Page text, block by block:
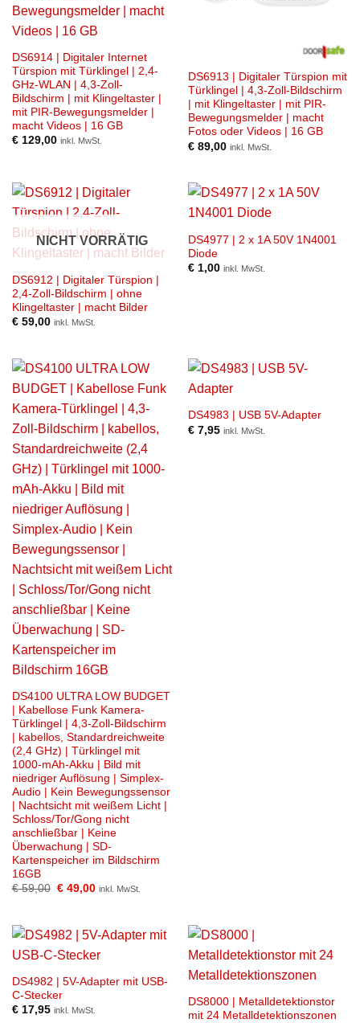
DS6914 | Digitaler Internet
Türspion mit Türklingel | 2,4-
GHz-WLAN | 4,3-Zoll-
Bildschirm | mit Klingeltaster |
mit PIR-Bewegungsmelder |
macht Videos | 16 GB
€129,00 inkl. MwSt.
DS6913 | Digitaler Türspion mit
Türklingel | 4,3-Zoll-Bildschirm
| mit Klingeltaster | mit PIR-
Bewegungsmelder | macht
Fotos oder Videos | 16 GB
€89,00 inkl. MwSt.
NICHT VORRÄTIG
DS6912 | Digitaler Türspion |
2,4-Zoll-Bildschirm | ohne
Klingeltaster | macht Bilder
€59,00 inkl. MwSt.
DS4977 | 2 x 1A 50V 1N4001
Diode
€1,00 inkl. MwSt.
DS4100 ULTRA LOW BUDGET
| Kabellose Funk Kamera-
Türklingel | 4,3-Zoll-Bildschirm
| kabellos, Standardreichweite
(2,4 GHz) | Türklingel mit
1000-mAh-Akku | Bild mit
niedriger Auflösung | Simplex-
Audio | Kein Bewegungssensor
| Nachtsicht mit weißem Licht |
Schloss/Tor/Gong nicht
anschließbar | Keine
Überwachung | SD-
Kartenspeicher im Bildschirm
16GB
€59,00 Ursprünglicher
€49,00Aktueller
inkl. MwSt.
DS4983 | USB 5V-Adapter
€7,95 inkl. MwSt.
DS4982 | 5V-Adapter mit USB-
C-Stecker
€17,95 inkl. MwSt.
DS8000 | Metalldetektionstor
mit 24 Metalldetektionszonen